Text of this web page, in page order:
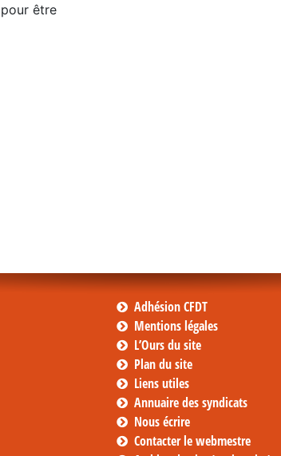
pour être
Adhésion CFDT
Mentions légales
L’Ours du site
Plan du site
Liens utiles
Annuaire des syndicats
Nous écrire
Contacter le webmestre